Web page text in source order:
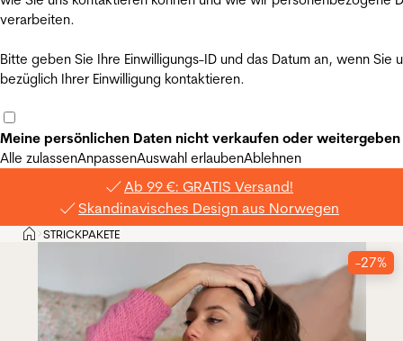
verarbeiten.
Bitte geben Sie Ihre Einwilligungs-ID und das Datum an, wenn Sie
bezüglich Ihrer Einwilligung kontaktieren.
Meine persönlichen Daten nicht verkaufen oder weitergeben
Alle zulassenAnpassenAuswahl erlaubenAblehnen
Ab 99 €: GRATIS Versand!
Skandinavisches Design aus Norwegen
Privat
>STRICKPAKETE
-27%